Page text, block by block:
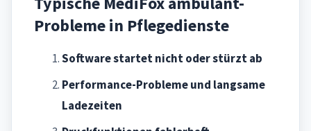
Probleme in Pflegedienste
Software startet nicht oder stürzt ab
Performance-Probleme und langsame
Ladezeiten